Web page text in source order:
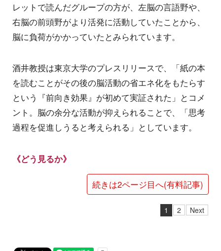
レットで読んだグループの方が、左脳の言語野や、
右脳の前頭野がより活発に活動していたことから、
脳に負荷がかかっていたとみられています。
酒井教授は東京大学のプレスリリースで、「紙の本
を読むことがその後の脳活動の省エネ化をもたらす
という『前向き効果』が初めて実証された」とコメ
ント。脳の余分な活動が抑えられることで、「思考
過程を促進しうると考えられる」としています。
《どう見るか》
続きは2ページ目へ(有料記事)
1 2 Next